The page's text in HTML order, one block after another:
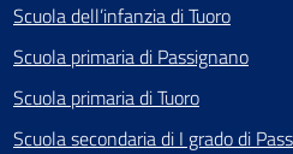
Scuola dell’infanzia di Tuoro
Scuola primaria di Passignano
Scuola primaria di Tuoro
Scuola secondaria di I grado di